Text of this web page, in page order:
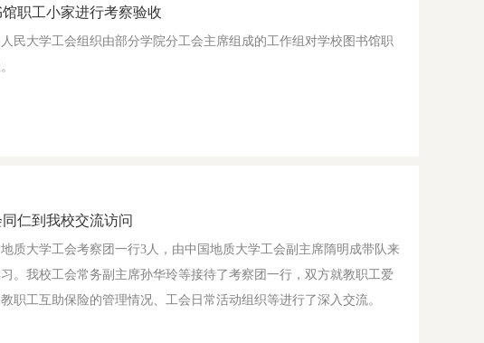
职工小家进行考察验收
民大学工会组织由部分学院分工会主席组成的工作组对学校图书馆职
仁到我校交流访问
质大学工会考察团一行3人，由中国地质大学工会副主席隋明成带队来
。我校工会常务副主席孙华玲等接待了考察团一行，双方就教职工爱
职工互助保险的管理情况、工会日常活动组织等进行了深入交流。